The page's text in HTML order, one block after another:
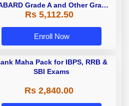
Grade A and Other Grade
A & Grade B Bank Exams
Rs 5,112.50
Enroll Now
Maha Pack for IBPS, RRB &
SBI Exams
Rs 2,840.00